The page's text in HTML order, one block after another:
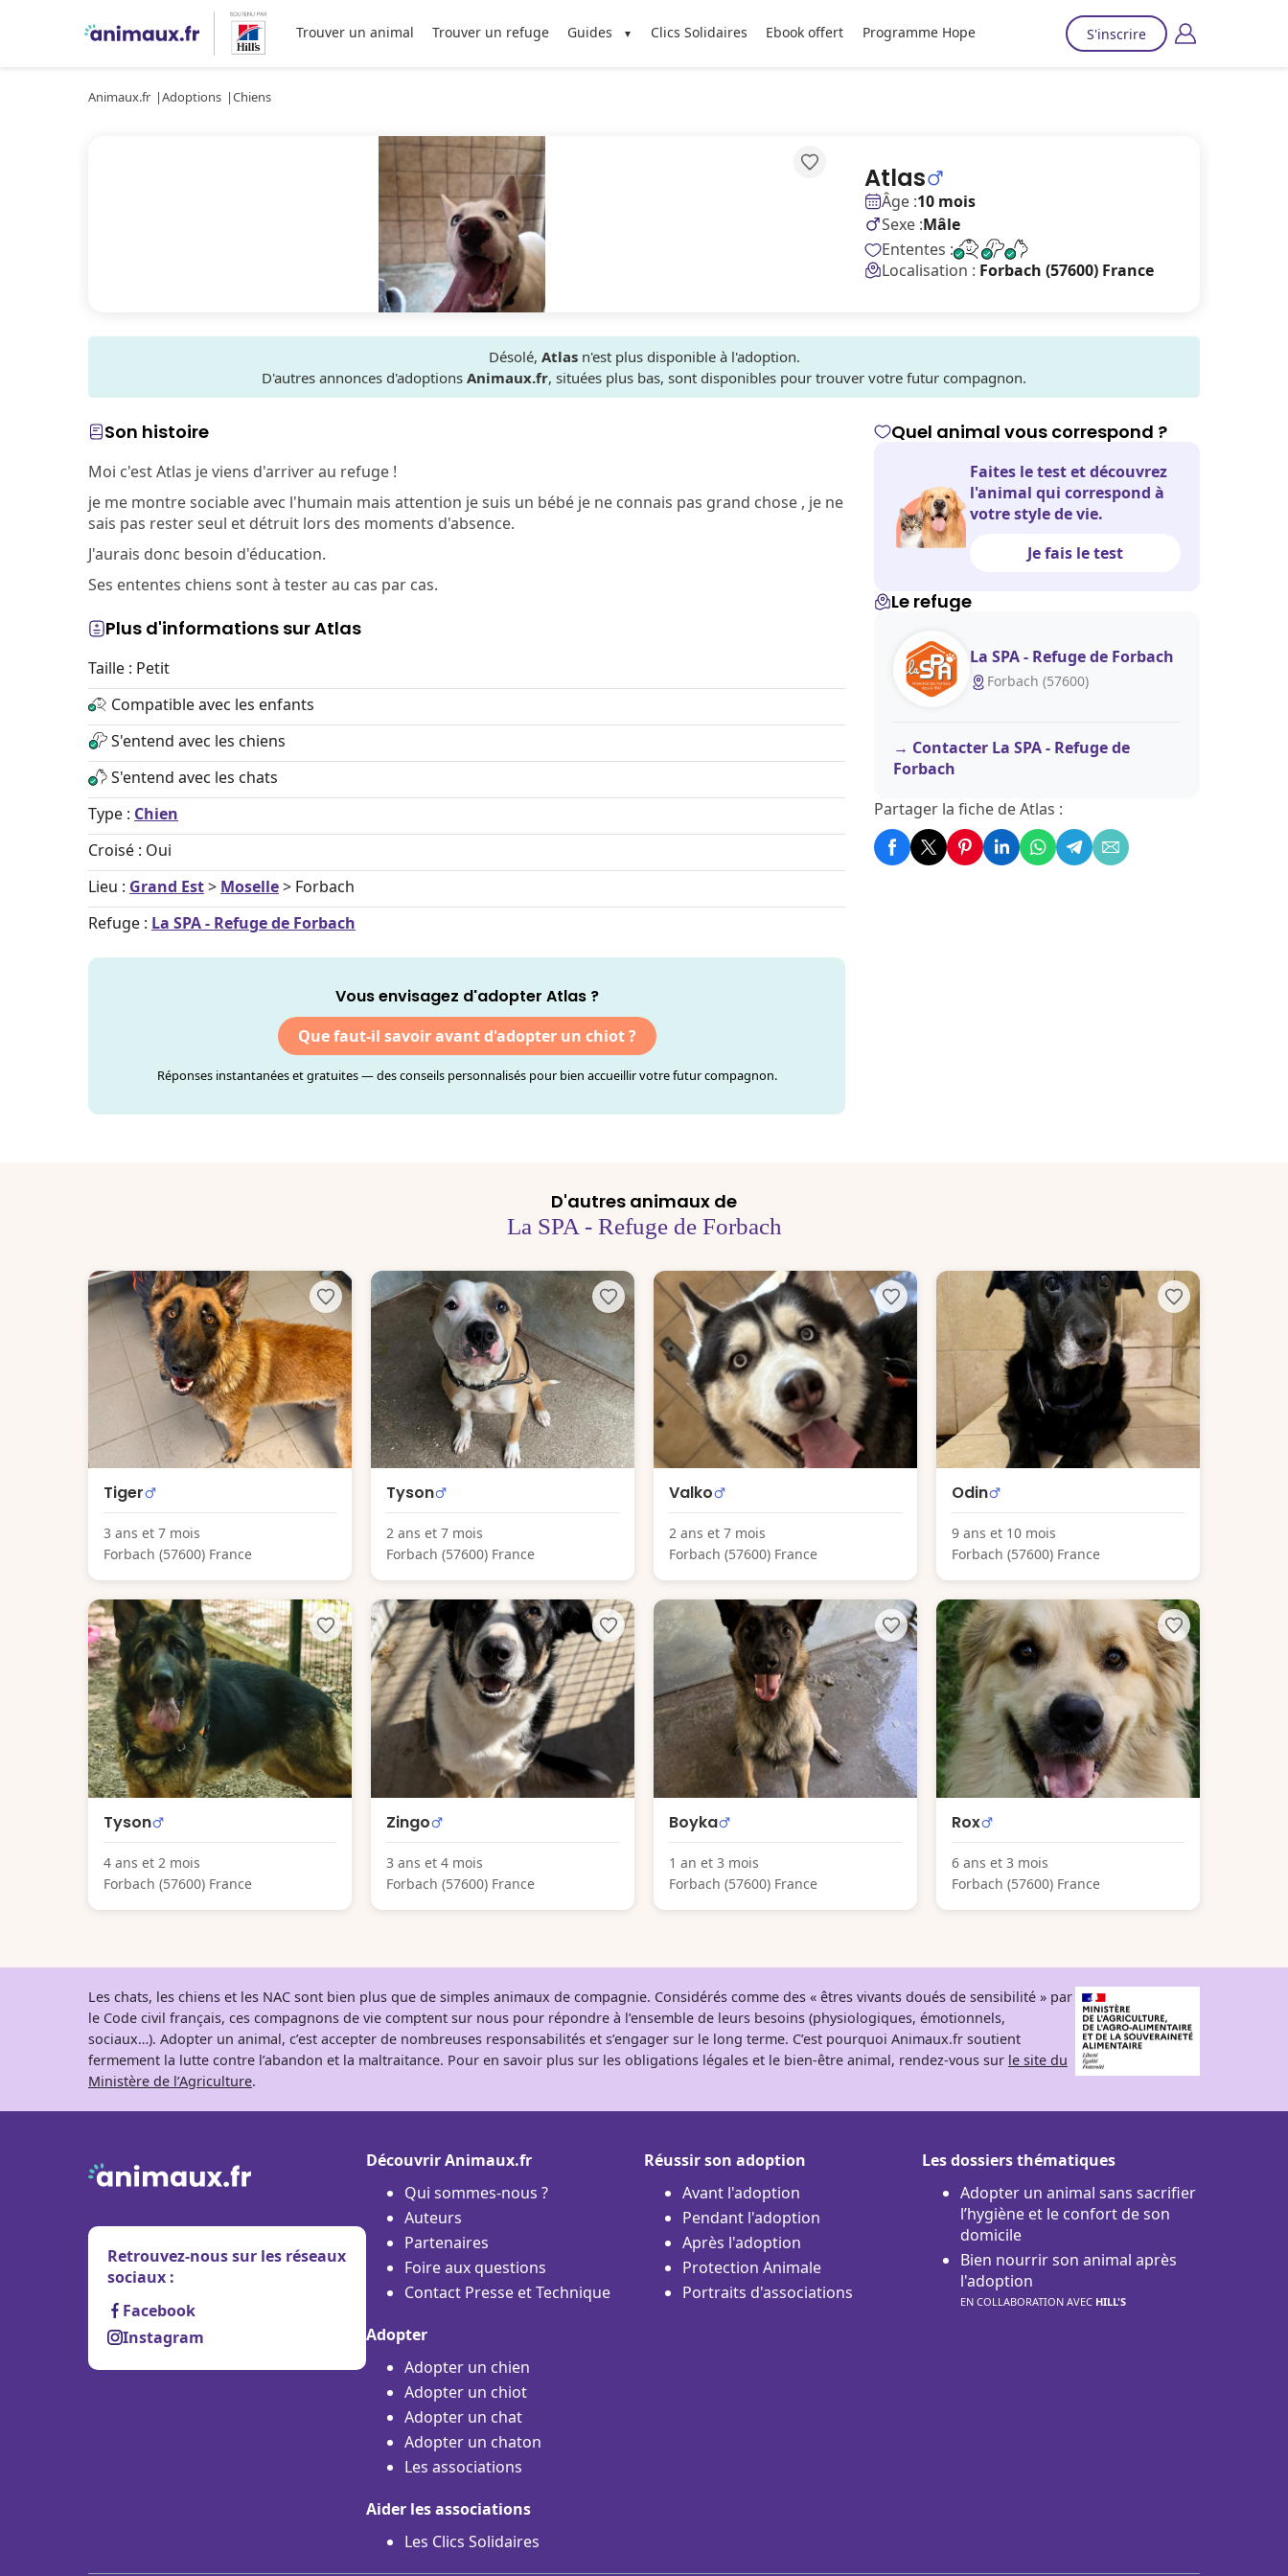
Trouver un animal Trouver un refuge Guides Clics Solidaires Ebook offert Programme Hope S'inscrire
Animaux.fr Adoptions Chiens
Atlas
Âge :10 mois
Sexe :Mâle
Ententes :
Localisation : Forbach (57600) France
Désolé, Atlasn'est plus disponible à l'adoption.
D'autres annonces d'adoptions Animaux.fr, situées plus bas, sont disponibles pour trouver votre futur compagnon.
Son histoire
Moi c'est Atlas je viens d'arriver au refuge !
je me montre sociable avec l'humain mais attention je suis un bébé je ne connais pas grand chose , je ne
sais pas rester seul et détruit lors des moments d'absence.
J'aurais donc besoin d'éducation.
Ses ententes chiens sont à tester au cas par cas.
Plus d'informations sur Atlas
Taille : Petit
Compatible avec les enfants
S'entend avec les chiens
S'entend avec les chats
Type : Chien
Croisé : Oui
Lieu : Grand Est> Moselle> Forbach
Refuge : La SPA - Refuge de Forbach
Vous envisagez d'adopter Atlas ?
Que faut-il savoir avant d'adopter un chiot ?
Réponses instantanées et gratuites — des conseils personnalisés pour bien accueillir votre futur compagnon.
Quel animal vous correspond ?
Faites le test et découvrez
l'animal qui correspond à
votre style de vie.
Je fais le test
Le refuge
La SPA - Refuge de Forbach
Forbach (57600)
Contacter La SPA - Refuge de
Forbach
Partager la fiche de Atlas :
D'autres animaux de
La SPA - Refuge de Forbach
Tiger
3 ans et 7 mois
Forbach (57600) France
Tyson
2 ans et 7 mois
Forbach (57600) France
Valko
2 ans et 7 mois
Forbach (57600) France
Odin
9 ans et 10 mois
Forbach (57600) France
Tyson
4 ans et 2 mois
Forbach (57600) France
Zingo
3 ans et 4 mois
Forbach (57600) France
Boyka
1 an et 3 mois
Forbach (57600) France
Rox
6 ans et 3 mois
Forbach (57600) France
Les chats, les chiens et les NAC sont bien plus que de simples animaux de compagnie. Considérés comme des « êtres vivants doués de sensibilité » par
le Code civil français, ces compagnons de vie comptent sur nous pour répondre à l’ensemble de leurs besoins (physiologiques, émotionnels,
sociaux…). Adopter un animal, c’est accepter de nombreuses responsabilités et s’engager sur le long terme. C’est pourquoi Animaux.fr soutient
fermement la lutte contre l’abandon et la maltraitance. Pour en savoir plus sur les obligations légales et le bien-être animal, rendez-vous sur le site du
Ministère de l’Agriculture.
Retrouvez-nous sur les réseaux
sociaux :
Facebook
Instagram
Découvrir Animaux.fr
Qui sommes-nous ?
Auteurs
Partenaires
Foire aux questions
Contact Presse et Technique
Adopter
Adopter un chien
Adopter un chiot
Adopter un chat
Adopter un chaton
Les associations
Aider les associations
Les Clics Solidaires
Réussir son adoption
Avant l'adoption
Pendant l'adoption
Après l'adoption
Protection Animale
Portraits d'associations
Les dossiers thématiques
Adopter un animal sans sacrifier
l’hygiène et le confort de son
domicile
Bien nourrir son animal après
l'adoption
EN COLLABORATION AVEC HILL'S